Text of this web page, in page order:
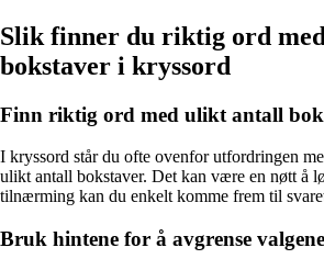
Slik finner du riktig ord
bokstaver i kryssord
Finn riktig ord med ulikt antall
I kryssord står du ofte ovenfor utfordringen
ulikt antall bokstaver. Det kan være en nøtt å
tilnærming kan du enkelt komme frem til
Bruk hintene for å avgrense valgene